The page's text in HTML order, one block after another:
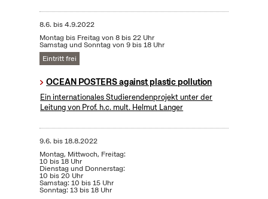
8.6. bis4.9.2022
Montag bis Freitag von 8 bis 22 Uhr
Samstag und Sonntag von 9 bis 18 Uhr
Eintritt frei
OCEAN POSTERS against plastic pollution
Ein internationales Studierendenprojekt unter der
Leitung von Prof. h.c. mult. Helmut Langer
9.6. bis18.8.2022
Montag, Mittwoch, Freitag:
10 bis 18 Uhr
Dienstag und Donnerstag:
10 bis 20 Uhr
Samstag: 10 bis 15 Uhr
Sonntag: 13 bis 18 Uhr